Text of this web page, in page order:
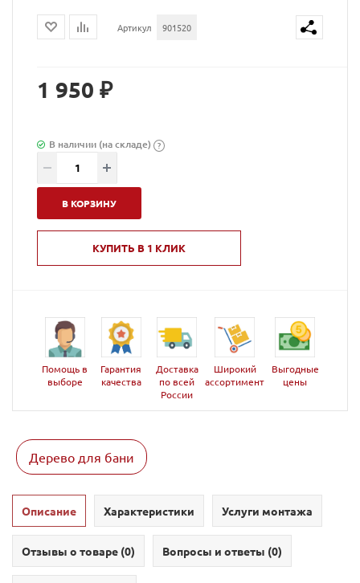
Артикул 901520
1 950 ₽
В наличии (на складе) ?
В КОРЗИНУ
КУПИТЬ В 1 КЛИК
Помощь в
выборе
Гарантия
качества
Доставка
по всей
России
Широкий
ассортимент
Выгодные
цены
Дерево для бани
Описание Характеристики Услуги монтажа
Отзывы о товаре (0) Вопросы и ответы (0)